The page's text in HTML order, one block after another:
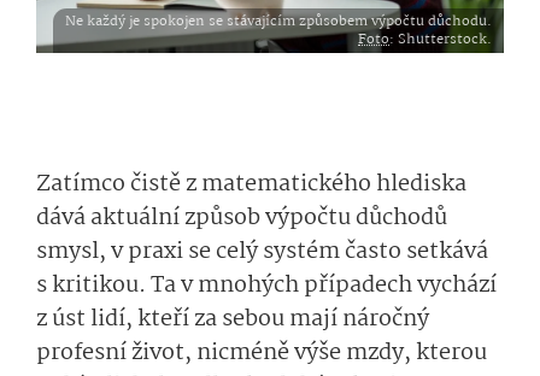
Ne každý je spokojen se stávajícím způsobem výpočtu důchodu.
Foto: Shutterstock.
Zatímco čistě z matematického hlediska
dává aktuální způsob výpočtu důchodů
smysl, v praxi se celý systém často setkává
s kritikou. Ta v mnohých případech vychází
z úst lidí, kteří za sebou mají náročný
profesní život, nicméně výše mzdy, kterou